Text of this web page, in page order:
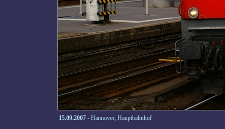
15.09.2007 - Hannover, Hauptbahnhof